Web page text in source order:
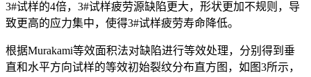
3#试样的4倍，3#试样疲劳源缺陷更大，形状更加不规则，导
致更高的应力集中，使得3#试样疲劳寿命降低。
根据Murakami等效面积法对缺陷进行等效处理，分别得到垂
直和水平方向试样的等效初始裂纹分布直方图，如图3所示，